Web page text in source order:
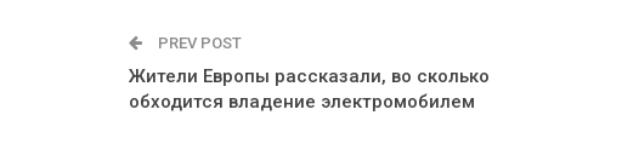
PREV POST
Жители Европы рассказали, во сколько
обходится владение электромобилем